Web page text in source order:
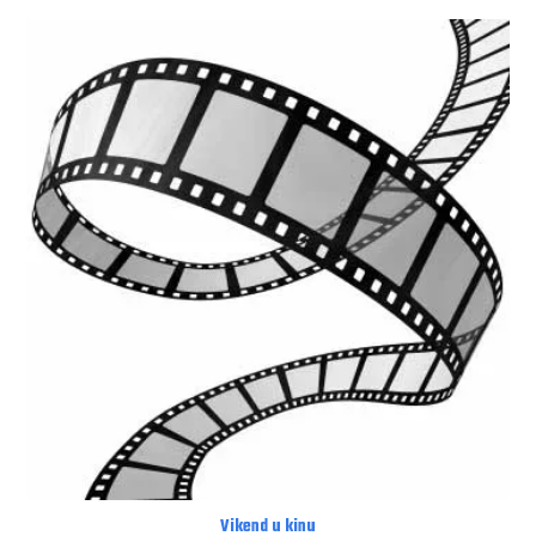
Vikend u kinu